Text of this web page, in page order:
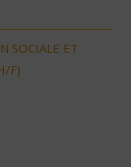
SOCIALE ET
F)